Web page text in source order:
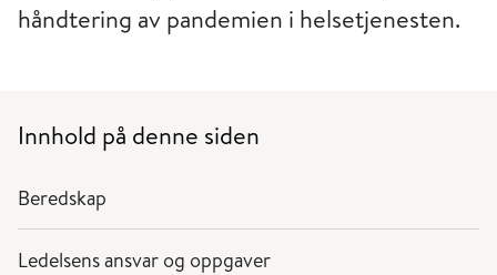
håndtering av pandemien i helsetjenesten.
Innhold på denne siden
Beredskap
Ledelsens ansvar og oppgaver